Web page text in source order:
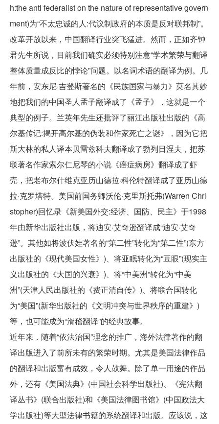
h:the anti federalist on the nature of representative govern
ment)为“不太忠诚的人:代议制政府的本质是反对联邦制”。
改革开放以来，中国翻译行业突飞猛进。然而，正如齐钟
君先生所说，目前我们确实必须特别注意“学术繁荣与翻译
整体质量成反比的悖论”问题。以名词术语的翻译为例。几
年前，安东尼·吉登斯著名的《民族国家与暴力》莫名其妙
地把我们的中国圣人孟子翻译成了《孟子》，这就是一个
典型的例子。兰英年先生还批评了丽江出版社出版的《高
尔基传记:揭开高尔基的伪装和作家死亡之谜》，因为它把
斯大林的私人译本贝雷兹科夫翻译成了勃列日涅夫，把苏
联著名作家索尔仁尼琴的小说《癌症病房》翻译成了虾
壳，把老布尔什维克亚历山德拉·科伦特翻译成了亚历山德
拉·克罗塔特。美国前国务卿沃伦·克里斯托弗(Warren Chri
stopher)回忆录《新美国外交:经济、国防、民主》于1998
年由新华出版社出版，将迪安·艾奇逊翻译成“迪安·艾奇
逊”。其他如将波伏娃著名的“第二性”转化为“第二性”(东方
出版社的《现代美国女性》)、将亚眠转化为“豆眼”(现实主
义出版社的《大国的兴衰》)、将“中美洲”转化为“中美
洲”(天津人民出版社的《费正清自传》)、将联合国转化
为“美国”(新华出版社的《文明冲突与世界秩序的重建》)
等，也可能成为“滑稽翻译”的经典故事。
近年来，随着“依法治国”理念的推广，海外法律著作的翻
译出版进入了前所未有的繁荣时期。尤其是美国法律作品
的翻译和出版富有成效，令人鼓舞。除了单一用途的作品
外，还有《美国法典》(中国社会科学出版社)、《宪法翻
译丛书》(联合出版社)和《美国法律图书馆》(中国政法大
学出版社)等大型法律书籍的系统翻译和出版。应该说，这